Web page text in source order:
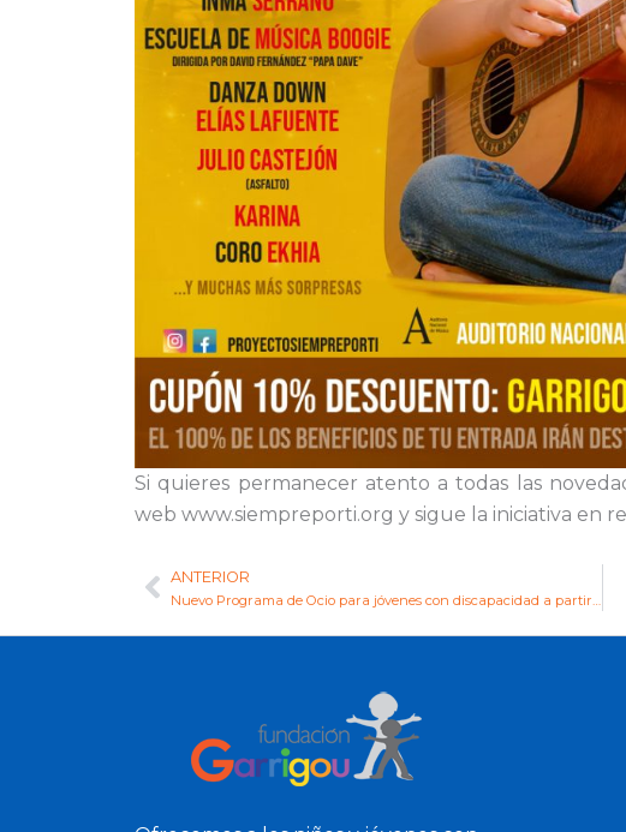
Si quieres permanecer atento a todas las
web www.siempreporti.org y sigue la iniciativa en
AntANTERIOR